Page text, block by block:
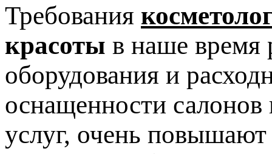
Требования
красоты в наше время
оборудования и
оснащенности салонов
услуг, очень